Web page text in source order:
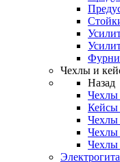
Чехлы и
Назад
Чехлы
Кейсы
Чехлы
Чехлы
Чехлы